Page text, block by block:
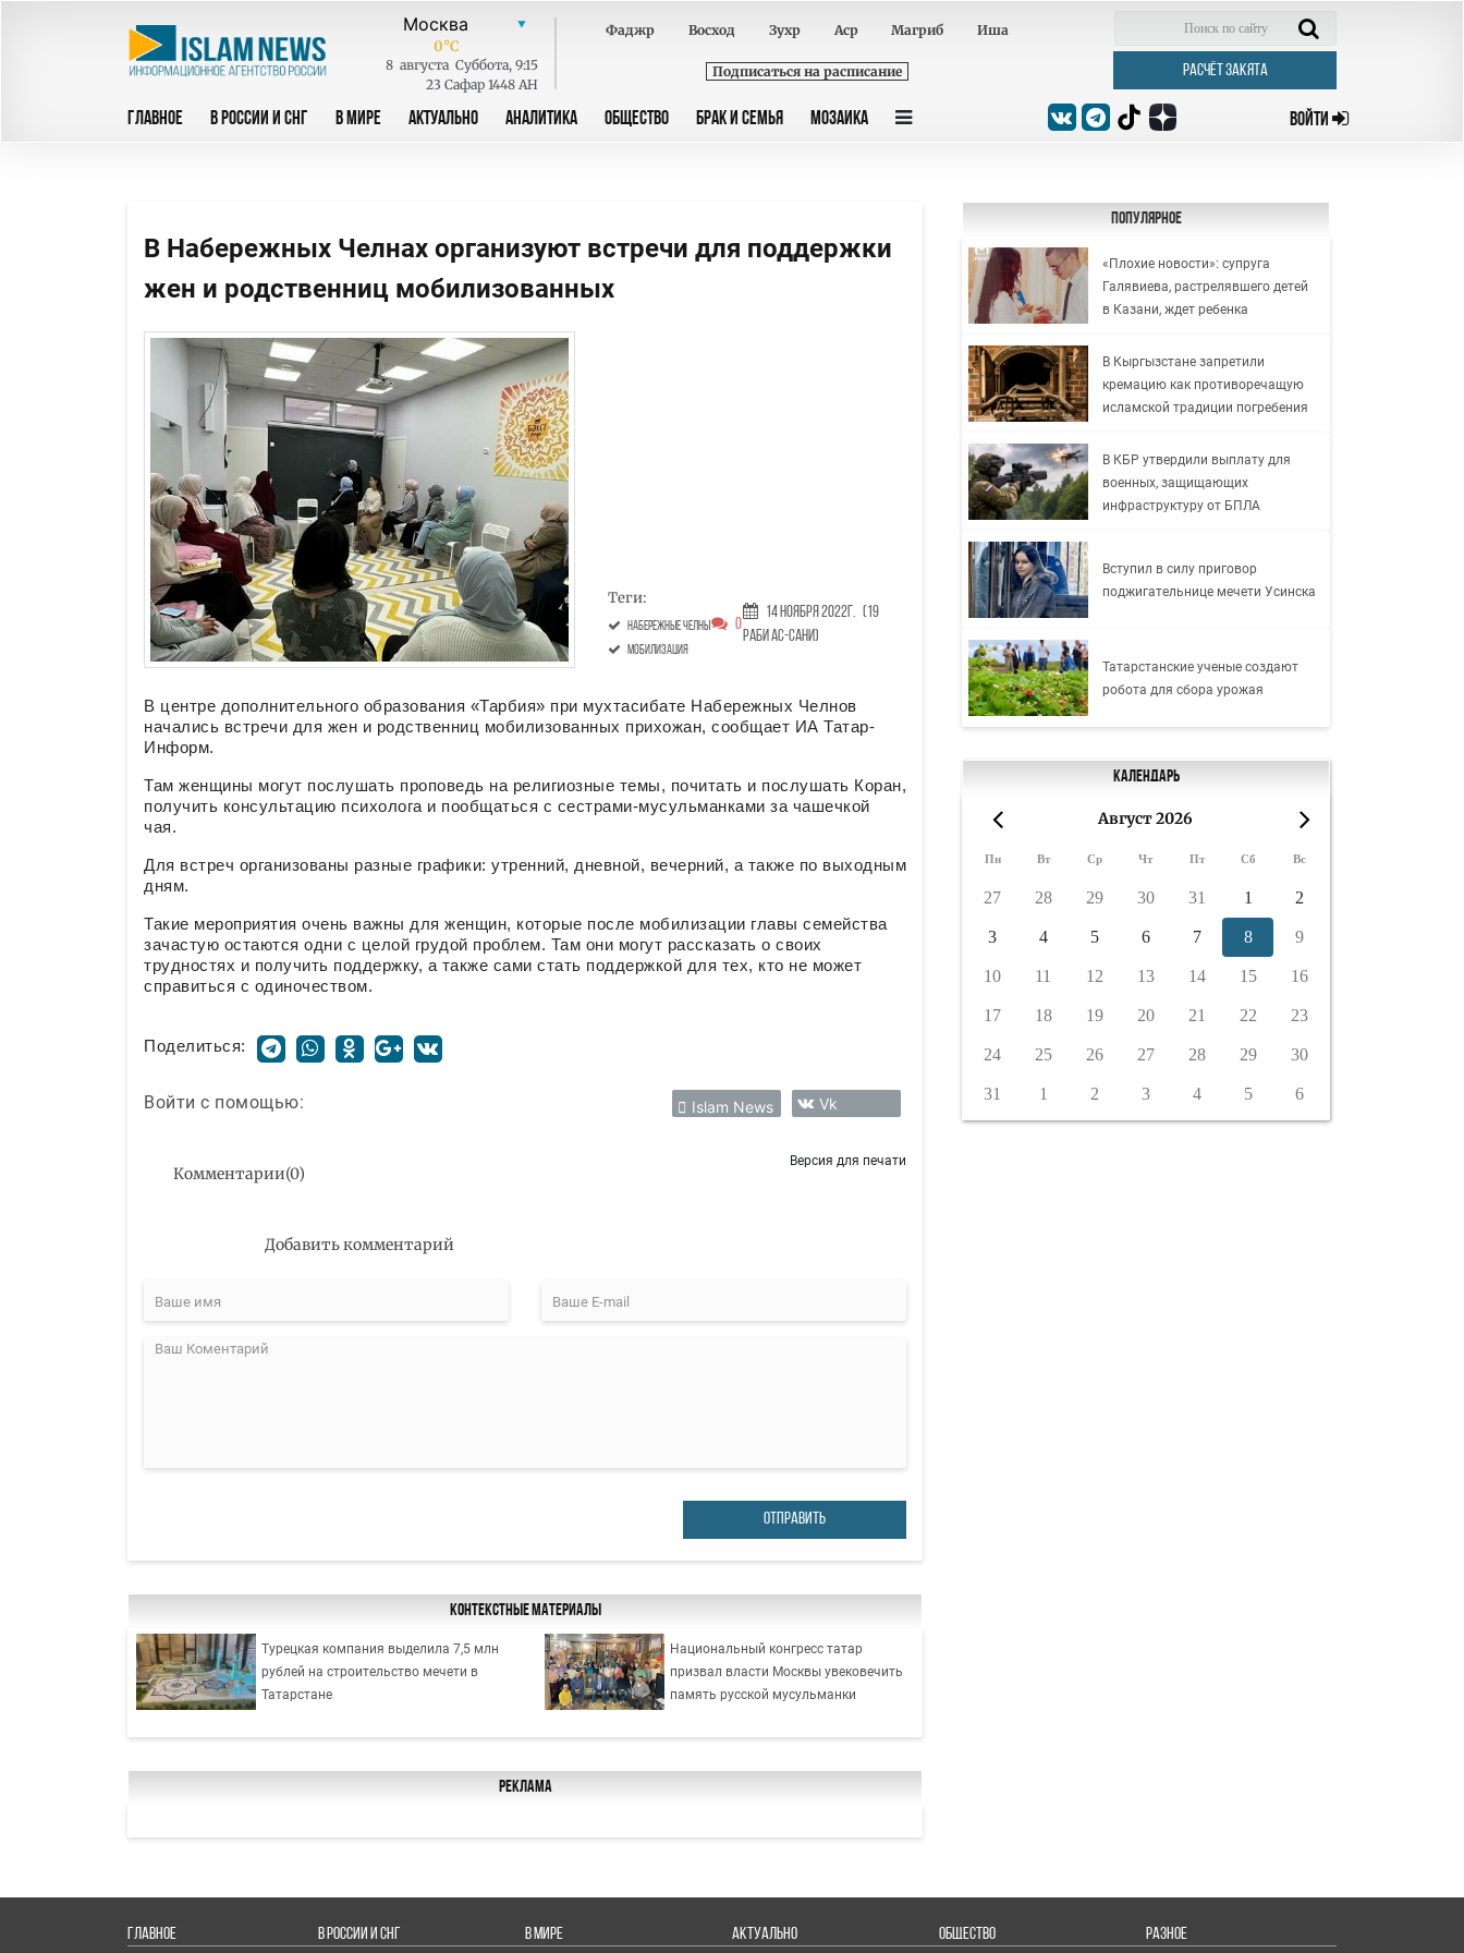
0°C
8 августа Суббота, 9:15
23 Сафар 1448 AH
Фаджр Восход Зухр Аср Магриб Иша
Подписаться на расписание РАСЧЁТ ЗАКЯТА
ГЛАВНОЕ В РОССИИ И СНГ В МИРЕ АКТУАЛЬНО АНАЛИТИКА ОБЩЕСТВО БРАК И СЕМЬЯ МОЗАИКА ВОЙТИ
В Набережных Челнах организуют встречи для поддержки
жен и родственниц мобилизованных
Теги:
Набережные Челны
мобилизация
0
14 Ноября 2022г. (19
Раби ас-сани)
В центре дополнительного образования «Тарбия» при мухтасибате Набережных Челнов
начались встречи для жен и родственниц мобилизованных прихожан, сообщает ИА Татар-
Информ.
Там женщины могут послушать проповедь на религиозные темы, почитать и послушать Коран,
получить консультацию психолога и пообщаться с сестрами-мусульманками за чашечкой
чая.
Для встреч организованы разные графики: утренний, дневной, вечерний, а также по выходным
дням.
Такие мероприятия очень важны для женщин, которые после мобилизации главы семейства
зачастую остаются одни с целой грудой проблем. Там они могут рассказать о своих
трудностях и получить поддержку, а также сами стать поддержкой для тех, кто не может
справиться с одиночеством.
Поделиться:
Войти с помощью: Islam News Vk
Комментарии(0)
Версия для печати
Добавить комментарий
ОТПРАВИТЬ
Контекстные материалы
Турецкая компания выделила 7,5 млн
рублей на строительство мечети в
Татарстане
Национальный конгресс татар
призвал власти Москвы увековечить
память русской мусульманки
Реклама
Популярное
«Плохие новости»: супруга
Галявиева, растрелявшего детей
в Казани, ждет ребенка
В Кыргызстане запретили
кремацию как противоречащую
исламской традиции погребения
В КБР утвердили выплату для
военных, защищающих
инфраструктуру от БПЛА
Вступил в силу приговор
поджигательнице мечети Усинска
Татарстанские ученые создают
робота для сбора урожая
Календарь
Август 2026
Пн Вт Ср Чт Пт Сб Вс
27 28 29 30 31 1 2
3 4 5 6 7 8 9
10 11 12 13 14 15 16
17 18 19 20 21 22 23
24 25 26 27 28 29 30
31 1 2 3 4 5 6
ГЛАВНОЕ В РОССИИ И СНГ В МИРЕ АКТУАЛЬНО ОБЩЕСТВО РАЗНОЕ